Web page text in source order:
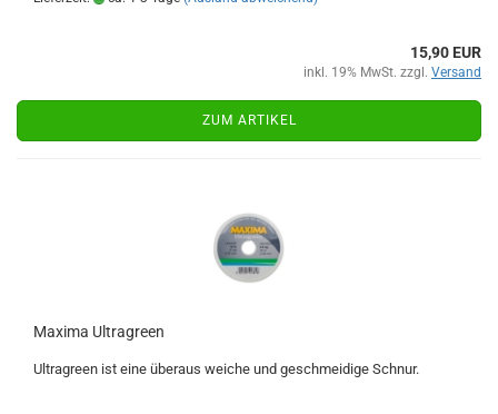
15,90 EUR
inkl. 19% MwSt. zzgl. Versand
ZUM ARTIKEL
Maxima Ultragreen
Ultragreen ist eine überaus weiche und geschmeidige Schnur.